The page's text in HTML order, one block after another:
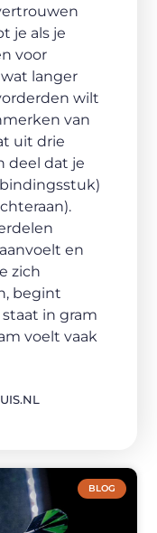
je als je
voor
langer
wilt
van
uit drie
deel dat je
en
zich
begint
in gram
voelt vaak
BLOG